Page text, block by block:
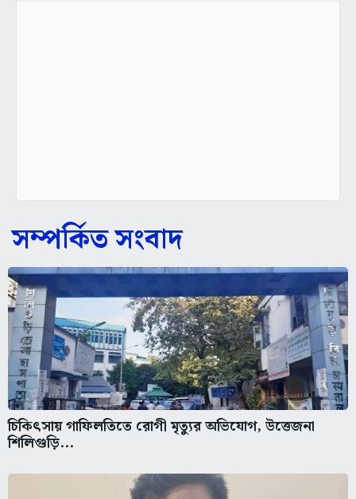
সম্পর্কিত সংবাদ
চিকিৎসায় গাফিলতিতে রোগী মৃত্যুর অভিযোগ, উত্তেজনা
শিলিগুড়ি...